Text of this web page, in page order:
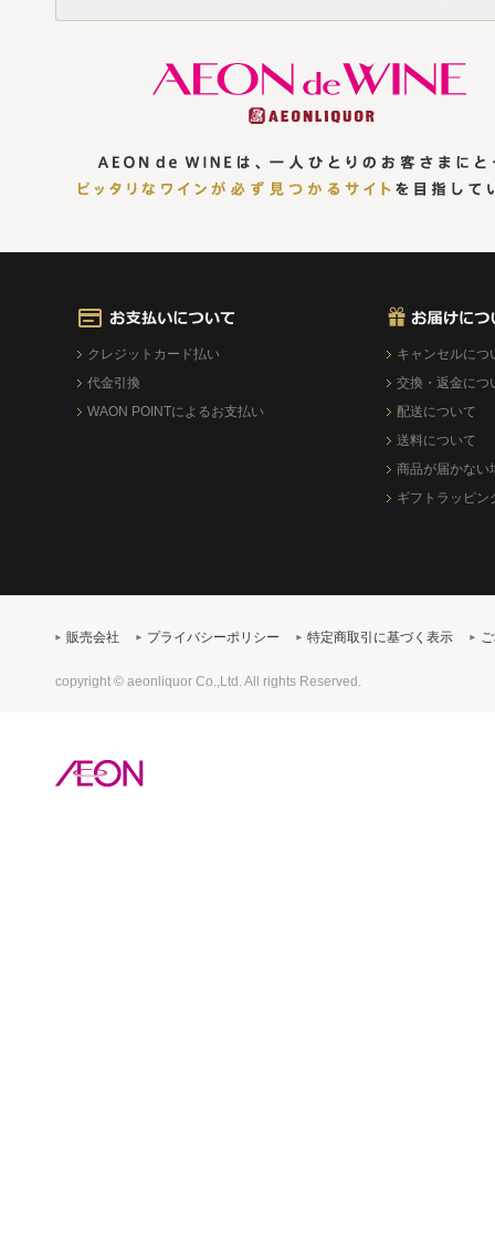
クレジットカード払い
代金引換
WAON POINTによるお支払い
キャンセルにつ
交換・返金につ
配送について
送料について
商品が届かない
ギフトラッピン
販売会社 プライバシーポリシー 特定商取引に基づく表示
copyright © aeonliquor Co.,Ltd. All rights Reserved.